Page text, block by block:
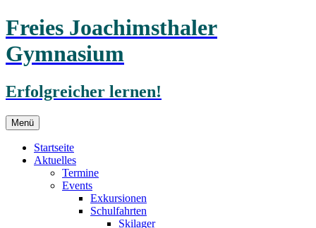
Freies Joachimsthaler
Gymnasium
Erfolgreicher lernen!
Menü Zum
Inhalt
springen
Startseite
Aktuelles
Termine
Events
Exkursionen
Schulfahrten
Skilager